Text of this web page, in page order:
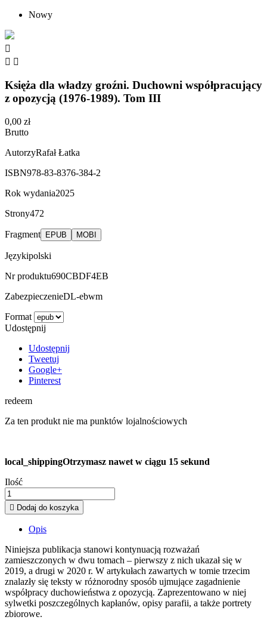
Nowy

 
Księża dla władzy groźni. Duchowni współpracujący
z opozycją (1976-1989). Tom III
0,00 zł
Brutto
AutorzyRafał Łatka
ISBN978-83-8376-384-2
Rok wydania2025
Strony472
Fragment EPUB MOBI
Językipolski
Nr produktu690CBDF4EB
ZabezpieczenieDL-ebwm
Format
Udostępnij
Udostępnij
Tweetuj
Google+
Pinterest
redeem
Za ten produkt nie ma punktów lojalnościowych
local_shippingOtrzymasz nawet w ciągu 15 sekund
Ilość
 Dodaj do koszyka
Opis
Niniejsza publikacja stanowi kontynuacją rozważań
zamieszczonych w dwu tomach – pierwszy z nich ukazał się w
2019, a drugi w 2020 r. W artykułach zawartych w tomie trzecim
znalazły się teksty w różnorodny sposób ujmujące zagadnienie
współpracy duchowieństwa z opozycją. Zaprezentowano w niej
sylwetki poszczególnych kapłanów, opisy parafii, a także portrety
zbiorowe.